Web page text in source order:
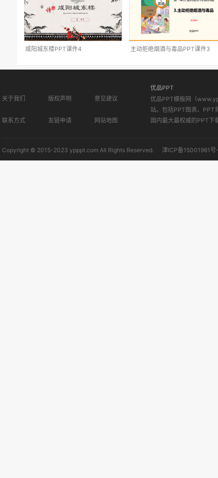
咸阳城东楼PPT课件4 主动拒绝烟酒与毒品PPT课件3
关于我们 版权声明 意见建议
联系方式 友链申请 网站地图
优品PPT
优品PPT模板网（
站。包括PPT图表、PPT
国内最大最权威的PPT下
Copyright © 2015-2023 ypppt.com All Rights Reserved. 津ICP备15001961号